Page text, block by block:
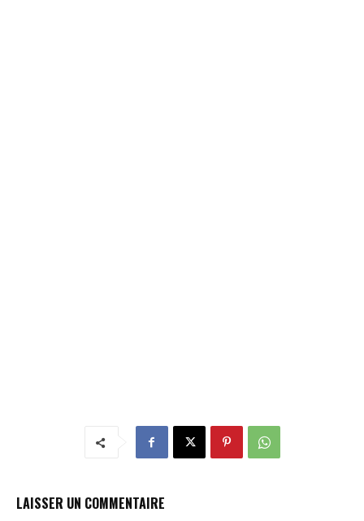
LAISSER UN COMMENTAIRE